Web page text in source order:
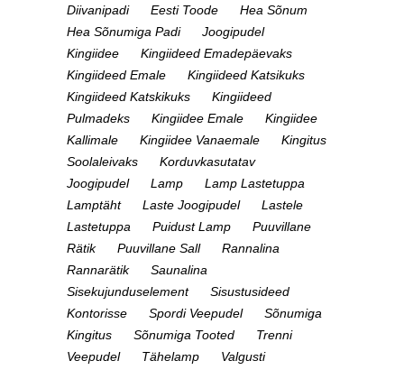
Diivanipadi
Eesti Toode
Hea Sõnum
Hea Sõnumiga Padi
Joogipudel
Kingiidee
Kingiideed Emadepäevaks
Kingiideed Emale
Kingiideed Katsikuks
Kingiideed Katskikuks
Kingiideed
Pulmadeks
Kingiidee Emale
Kingiidee
Kallimale
Kingiidee Vanaemale
Kingitus
Soolaleivaks
Korduvkasutatav
Joogipudel
Lamp
Lamp Lastetuppa
Lamptäht
Laste Joogipudel
Lastele
Lastetuppa
Puidust Lamp
Puuvillane
Rätik
Puuvillane Sall
Rannalina
Rannarätik
Saunalina
Sisekujunduselement
Sisustusideed
Kontorisse
Spordi Veepudel
Sõnumiga
Kingitus
Sõnumiga Tooted
Trenni
Veepudel
Tähelamp
Valgusti